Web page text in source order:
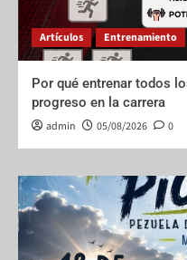
Artículos Entrenamiento
Por qué entrenar todos
progreso en la carrera
admin 05/08/2026 0